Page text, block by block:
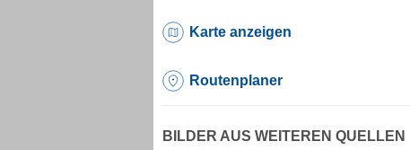
Karte anzeigen
Routenplaner
BILDER AUS WEITEREN QUELLEN